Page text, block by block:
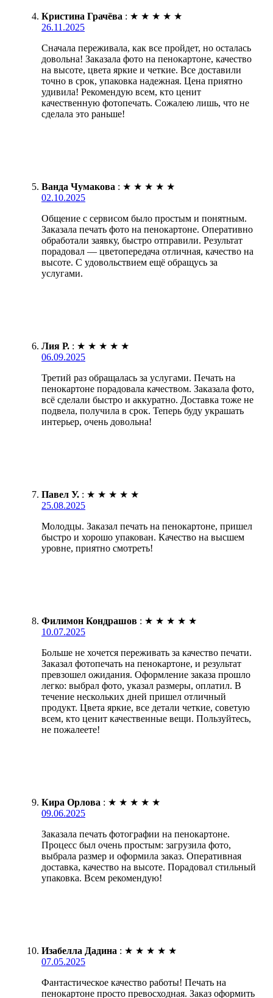
Кристина Грачёва : ★ ★ ★ ★ ★
26.11.2025
Сначала переживала, как все пройдет, но осталась
довольна! Заказала фото на пенокартоне, качество
на высоте, цвета яркие и четкие. Все доставили
точно в срок, упаковка надежная. Цена приятно
удивила! Рекомендую всем, кто ценит
качественную фотопечать. Сожалею лишь, что не
сделала это раньше!
Ванда Чумакова : ★ ★ ★ ★ ★
02.10.2025
Общение с сервисом было простым и понятным.
Заказала печать фото на пенокартоне. Оперативно
обработали заявку, быстро отправили. Результат
порадовал — цветопередача отличная, качество на
высоте. С удовольствием ещё обращусь за
услугами.
Лия Р. : ★ ★ ★ ★ ★
06.09.2025
Третий раз обращалась за услугами. Печать на
пенокартоне порадовала качеством. Заказала фото,
всё сделали быстро и аккуратно. Доставка тоже не
подвела, получила в срок. Теперь буду украшать
интерьер, очень довольна!
Павел У. : ★ ★ ★ ★ ★
25.08.2025
Молодцы. Заказал печать на пенокартоне, пришел
быстро и хорошо упакован. Качество на высшем
уровне, приятно смотреть!
Филимон Кондрашов : ★ ★ ★ ★ ★
10.07.2025
Больше не хочется переживать за качество печати.
Заказал фотопечать на пенокартоне, и результат
превзошел ожидания. Оформление заказа прошло
легко: выбрал фото, указал размеры, оплатил. В
течение нескольких дней пришел отличный
продукт. Цвета яркие, все детали четкие, советую
всем, кто ценит качественные вещи. Пользуйтесь,
не пожалеете!
Кира Орлова : ★ ★ ★ ★ ★
09.06.2025
Заказала печать фотографии на пенокартоне.
Процесс был очень простым: загрузила фото,
выбрала размер и оформила заказ. Оперативная
доставка, качество на высоте. Порадовал стильный
упаковка. Всем рекомендую!
Изабелла Дадина : ★ ★ ★ ★ ★
07.05.2025
Фантастическое качество работы! Печать на
пенокартоне просто превосходная. Заказ оформить